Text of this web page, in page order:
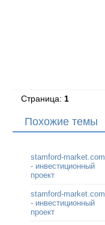
Страница: 1
Похожие темы
stamford-market.com
- инвестиционный
проект
stamford-market.com
- инвестиционный
проект